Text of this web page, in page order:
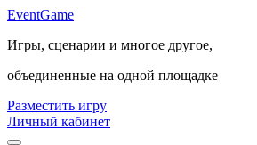
EventGame
Игры, сценарии и многое другое,
объединенные на одной площадке
Разместить игру
Личный кабинет